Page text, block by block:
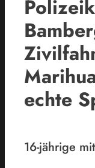
echte
16-jährige